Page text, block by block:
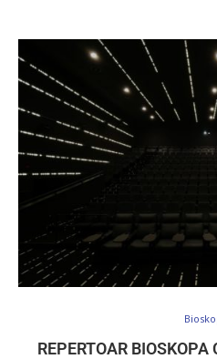
REPERTOAR